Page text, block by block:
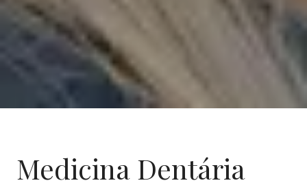
Medicina Dentária